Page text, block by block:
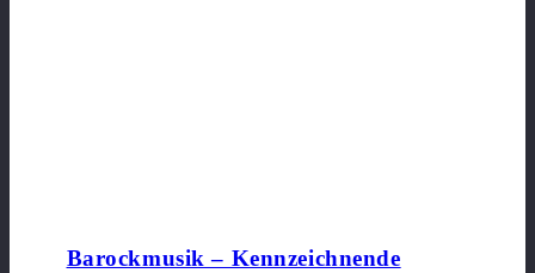
Barockmusik – Kennzeichnende